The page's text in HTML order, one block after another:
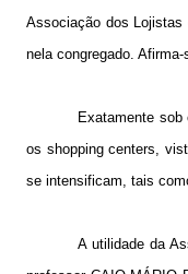
Associação dos Lojistas
nela congregado.
Exatamente sob
os shopping centers,
se intensificam, tais
A utilidade da